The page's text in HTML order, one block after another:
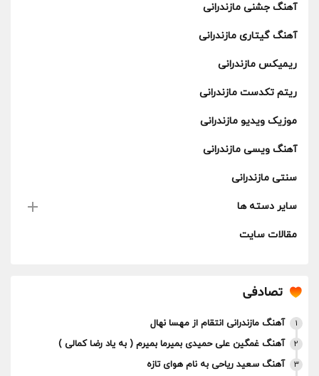
آهنگ جشنی مازندرانی
آهنگ گیتاری مازندرانی
ریمیکس مازندرانی
ریتم تکدست مازندرانی
موزیک ویدیو مازندرانی
آهنگ ویسی مازندرانی
سنتی مازندرانی
سایر دسته ها
مقالات سایت
تصادفی
1 آهنگ مازندرانی انتقام از مهسا نهال
2 آهنگ غمگین علی حمیدی بمیرما بمیرم ( به یاد رضا کمالی )
3 آهنگ سعید ریاحی به نام هوای تازه